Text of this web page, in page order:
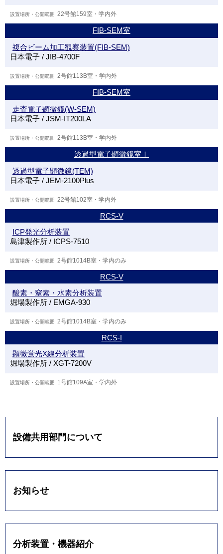
22号館159室・学内外
FIB-SEM室
複合ビーム加工観察装置(FIB-SEM)
日本電子 / JIB-4700F
2号館113B室・学内外
FIB-SEM室
走査電子顕微鏡(W-SEM)
日本電子 / JSM-IT200LA
2号館113B室・学内外
透過型電子顕微鏡室Ｉ
透過型電子顕微鏡(TEM)
日本電子 / JEM-2100Plus
22号館102室・学内外
RCS-V
ICP発光分析装置
島津製作所 / ICPS-7510
2号館1014B室・学内のみ
RCS-V
酸素・窒素・水素分析装置
堀場製作所 / EMGA-930
2号館1014B室・学内のみ
RCS-I
顕微蛍光X線分析装置
堀場製作所 / XGT-7200V
1号館109A室・学内外
設備共用部門について
お知らせ
分析装置・機器紹介